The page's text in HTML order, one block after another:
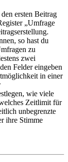
ersten Beitrag
„Umfrage
so hast du
zu
zwei
Felder eingeben
in einer
wie viele
Zeitlimit für
unbegrenzte
ihre Stimme